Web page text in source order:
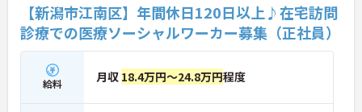
【新潟市江南区】年間休日120日以上♪在宅訪問
診療での医療ソーシャルワーカー募集（正社員）
給料 月収 18.4万円～24.8万円程度